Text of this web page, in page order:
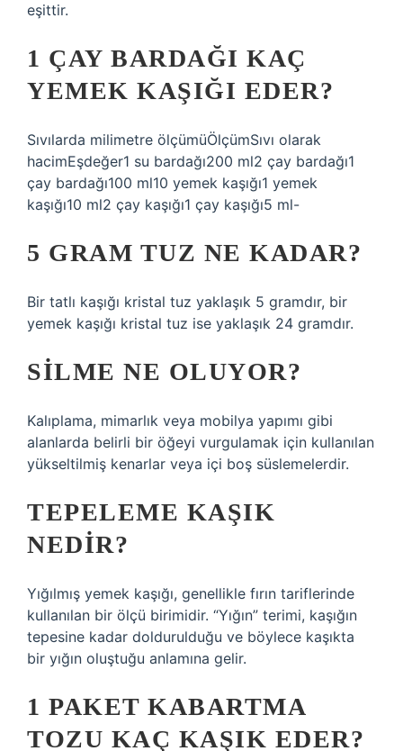
eşittir.
1 ÇAY BARDAĞI KAÇ
YEMEK KAŞIĞI EDER?
Sıvılarda milimetre ölçümüÖlçümSıvı olarak
hacimEşdeğer1 su bardağı200 ml2 çay bardağı1
çay bardağı100 ml10 yemek kaşığı1 yemek
kaşığı10 ml2 çay kaşığı1 çay kaşığı5 ml-
5 GRAM TUZ NE KADAR?
Bir tatlı kaşığı kristal tuz yaklaşık 5 gramdır, bir
yemek kaşığı kristal tuz ise yaklaşık 24 gramdır.
SILME NE OLUYOR?
Kalıplama, mimarlık veya mobilya yapımı gibi
alanlarda belirli bir öğeyi vurgulamak için kullanılan
yükseltilmiş kenarlar veya içi boş süslemelerdir.
TEPELEME KAŞIK
NEDIR?
Yığılmış yemek kaşığı, genellikle fırın tariflerinde
kullanılan bir ölçü birimidir. “Yığın” terimi, kaşığın
tepesine kadar doldurulduğu ve böylece kaşıkta
bir yığın oluştuğu anlamına gelir.
1 PAKET KABARTMA
TOZU KAÇ KAŞIK EDER?